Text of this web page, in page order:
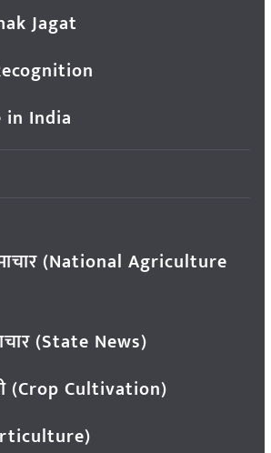
Jagat
India
(National Agriculture
(State News)
(Crop Cultivation)